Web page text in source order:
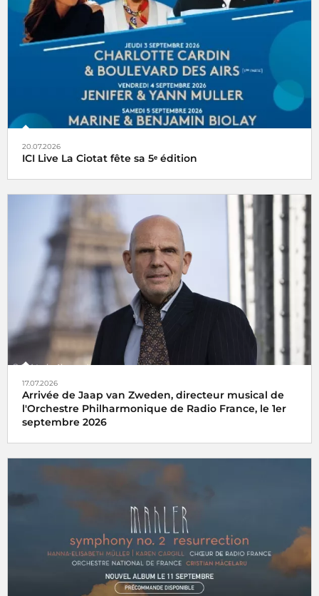
20.07.2026
ICI Live La Ciotat fête sa 5ᵉ édition
17.07.2026
Arrivée de Jaap van Zweden, directeur musical de
l'Orchestre Philharmonique de Radio France, le 1er
septembre 2026